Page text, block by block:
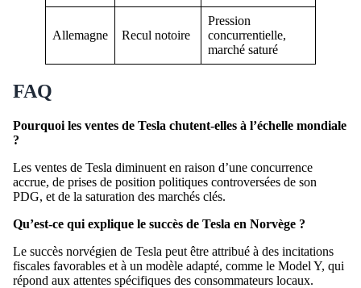
Allemagne Recul notoire
Pression
concurrentielle,
marché saturé
FAQ
Pourquoi les ventes de Tesla chutent-elles à l’échelle mondiale
?
Les ventes de Tesla diminuent en raison d’une concurrence
accrue, de prises de position politiques controversées de son
PDG, et de la saturation des marchés clés.
Qu’est-ce qui explique le succès de Tesla en Norvège ?
Le succès norvégien de Tesla peut être attribué à des incitations
fiscales favorables et à un modèle adapté, comme le Model Y, qui
répond aux attentes spécifiques des consommateurs locaux.